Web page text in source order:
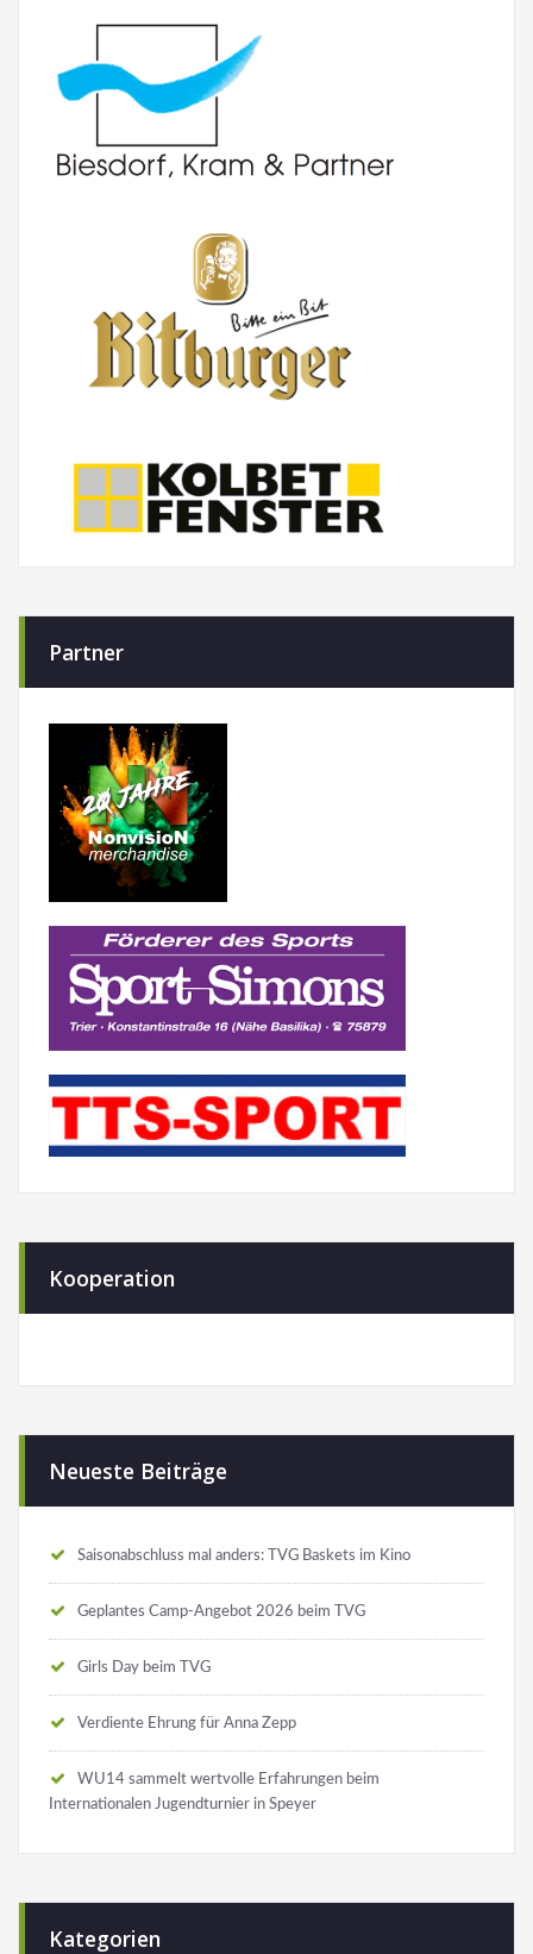
Partner
Kooperation
Neueste Beiträge
Saisonabschluss mal anders: TVG Baskets im Kino
Geplantes Camp-Angebot 2026 beim TVG
Girls Day beim TVG
Verdiente Ehrung für Anna Zepp
WU14 sammelt wertvolle Erfahrungen beim
Internationalen Jugendturnier in Speyer
Kategorien